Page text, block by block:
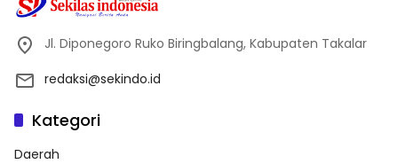
Jl. Diponegoro Ruko Biringbalang, Kabupaten Takalar
redaksi@sekindo.id
Kategori
Daerah